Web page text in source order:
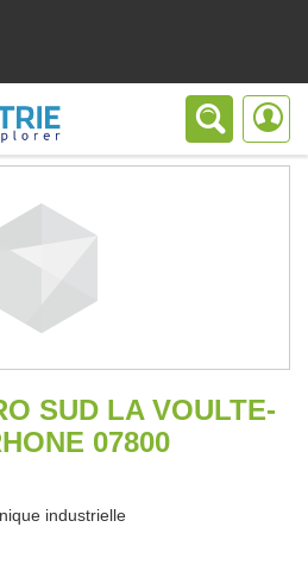
SUD LA VOULTE-
07800
industrielle